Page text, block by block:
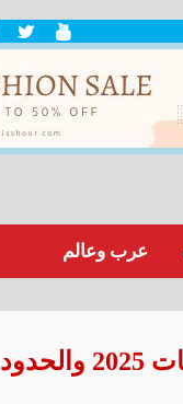
عرب وعالم
التعليم العالي تُعلن انطلاق المرحلة الأولى من تنسيق الجامعات 2025 والحدود